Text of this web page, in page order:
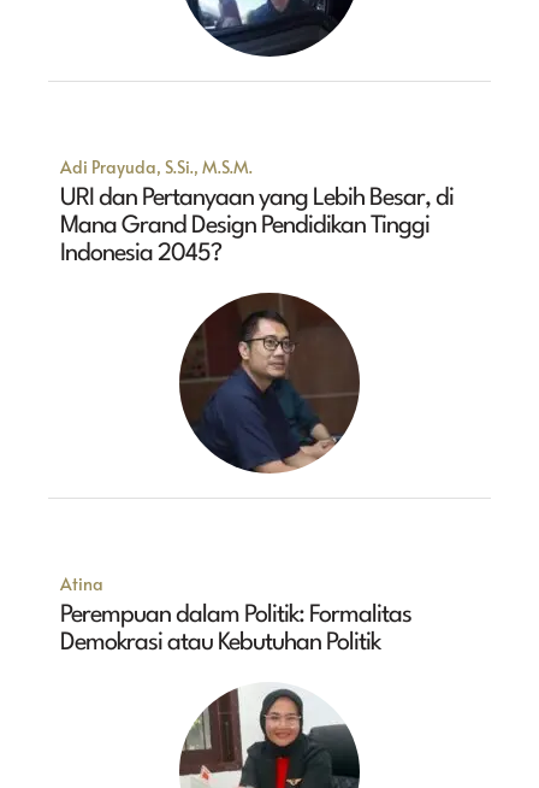
Adi Prayuda, S.Si., M.S.M.
URI dan Pertanyaan yang Lebih Besar, di
Mana Grand Design Pendidikan Tinggi
Indonesia 2045?
Atina
Perempuan dalam Politik: Formalitas
Demokrasi atau Kebutuhan Politik